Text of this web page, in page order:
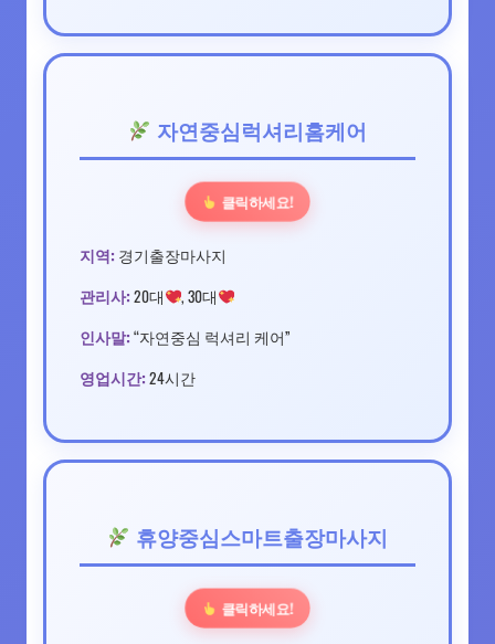
자연중심럭셔리홈케어
클릭하세요!
지역: 경기출장마사지
관리사: 20대 , 30대
인사말: “자연중심 럭셔리 케어”
영업시간: 24시간
휴양중심스마트출장마사지
클릭하세요!